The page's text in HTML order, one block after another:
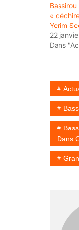
«
Yerim
22
Dans
Dans